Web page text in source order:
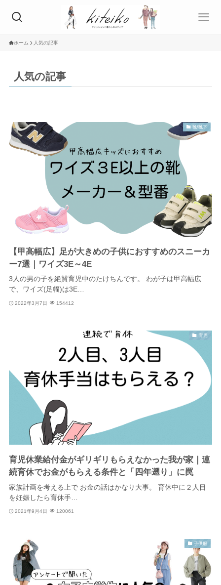
ホーム 人気の記事
人気の記事
靴/靴下
【甲高幅広】足が大きめの子供におすすめのスニーカ
ー7選｜ワイズ3E～4E
3人の男の子を絶賛育児中のたけちんです。 わが子は甲高幅広
で、ワイズ(足幅)は3E…
2022年3月7日 154412
育児
育児休業給付金がギリギリもらえなかった我が家｜連
続育休でお金がもらえる条件と「四年遡り」に罠
家族計画を考える上で お金の話はかなり大事。 育休中に２人目
を妊娠したら育休手…
2021年9月4日 120061
子供服